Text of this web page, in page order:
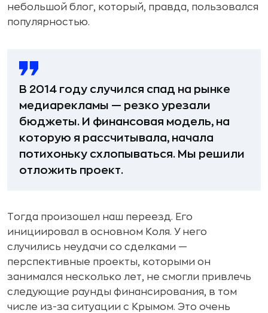
небольшой блог, который, правда, пользовался
популярностью.
В 2014 году случился спад на рынке
медиарекламы — резко урезали
бюджеты. И финансовая модель, на
которую я рассчитывала, начала
потихоньку схлопываться. Мы решили
отложить проект.
Тогда произошел наш переезд. Его
инициировал в основном Коля. У него
случились неудачи со сделками —
перспективные проекты, которыми он
занимался несколько лет, не смогли привлечь
следующие раунды финансирования, в том
числе из-за ситуации с Крымом. Это очень